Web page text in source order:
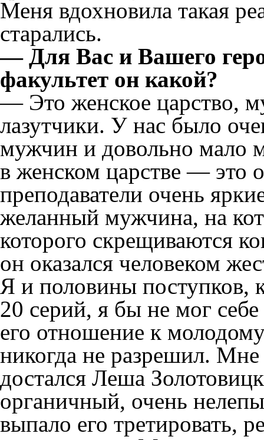
Меня вдохновила такая
старались.
— Для Вас и Вашего
факультет он какой?
— Это женское царство,
лазутчики. У нас было
мужчин и довольно мало
в женском царстве — это
преподаватели очень
желанный мужчина, на
которого скрещиваются
он оказался человеком
Я и половины поступков,
20 серий, я бы не мог
его отношение к
никогда не разрешил.
достался Леша
органичный, очень
выпало его третировать,